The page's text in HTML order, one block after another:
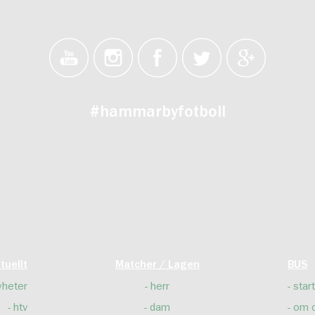
#hammarbyfotboll
htv
Matcher / Lagen
herr
dam
BUS
start
om